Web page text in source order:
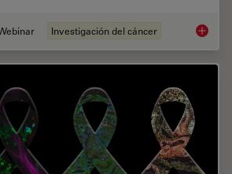
Investigación del cáncer Spatial